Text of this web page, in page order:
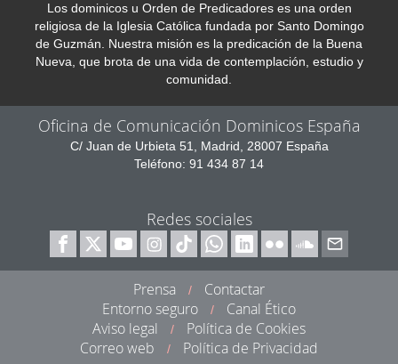
Los dominicos u Orden de Predicadores es una orden
religiosa de la Iglesia Católica fundada por Santo Domingo
de Guzmán. Nuestra misión es la predicación de la Buena
Nueva, que brota de una vida de contemplación, estudio y
comunidad.
Oficina de Comunicación Dominicos España
C/ Juan de Urbieta 51, Madrid, 28007 España
Teléfono: 91 434 87 14
Redes sociales
Prensa /
Contactar
Entorno seguro
/
Canal Ético
Aviso legal
/
Política de Cookies
Correo web
/ Política de Privacidad